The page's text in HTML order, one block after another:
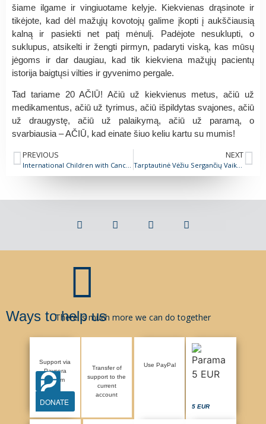
šiame ilgame ir vingiuotame kelyje. Kiekvienas drąsinote ir
tikėjote, kad dėl mažųjų kovotojų galime įkopti į aukščiausią
kalną ir pasiekti net patį mėnulį. Padėjote nesuklupti, o
suklupus, atsikelti ir žengti pirmyn, padaryti viską, kas mūsų
jėgoms ir dar daugiau, kad tik kiekviena mažųjų pacientų
istorija baigtųsi vilties ir gyvenimo pergale.
Tad tariame 20 AČIŪ! Ačiū už kiekvienus metus, ačiū už
medikamentus, ačiū už tyrimus, ačiū išpildytas svajones, ačiū
už draugystę, ačiū už palaikymą, ačiū už paramą, o
svarbiausia – AČIŪ, kad einate šiuo keliu kartu su mumis!
PREVIOUS NEXT
Tarptautinė Vėžiu Sergančių Vaikų diena
Ways to help usThere is much more we can do together
Support via
Paysera
system
DONATE
Transfer of
support to the
current
account
Use PayPal
5 EUR